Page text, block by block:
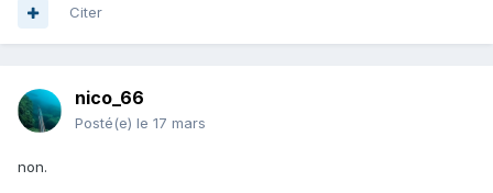
Citer
nico_66
Posté(e) le 17 mars
non.